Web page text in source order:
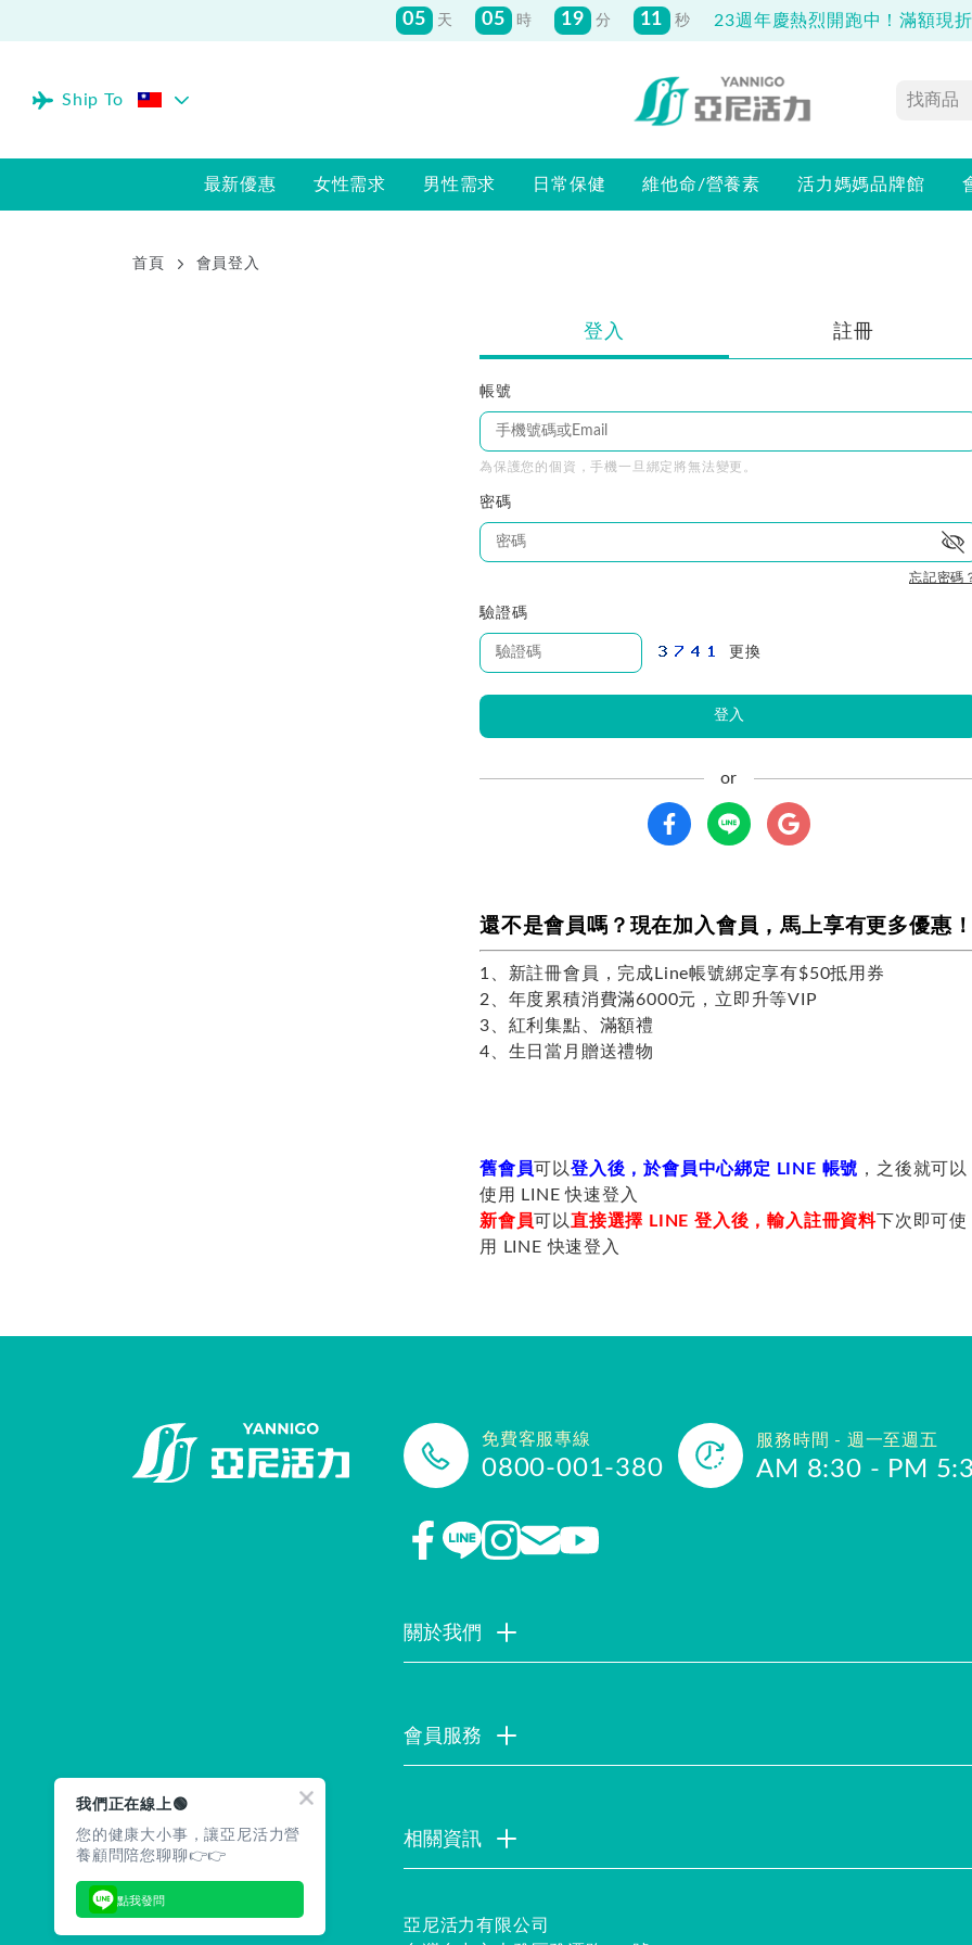
05 天 05 時 19 分 11 秒 23週年慶熱烈開跑中！滿額現
Ship To
最新優惠 女性需求 男性需求 日常保健 維他命/營養素 活力媽媽品牌館
首頁 會員登入
登入 註冊
帳號
為保護您的個資，手機一旦綁定將無法變更。
密碼
忘記密碼
驗證碼
更換
登入
還不是會員嗎？現在加入會員，馬上享有更多優惠
1、新註冊會員，完成Line帳號綁定享有$50抵用券
2、年度累積消費滿6000元，立即升等VIP
3、紅利集點、滿額禮
4、生日當月贈送禮物
舊會員可以登入後，於會員中心綁定 LINE 帳號 ，之後就可以
使用 LINE 快速登入
新會員可以 直接選擇 LINE 登入後，輸入註冊資料 下次即可使
用 LINE 快速登入
免費客服專線
0800-001-380
服務時間 - 週一至週五
AM 8:30 - PM
關於我們
會員服務
相關資訊
亞尼活力有限公司
我們正在線上🟢
您的健康大小事，讓亞尼活力營
養顧問陪您聊聊👉👉
點我發問